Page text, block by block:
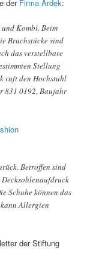
der Firma Ardek:
Kombi. Beim
Bruchstücke sind
das verstellbare
Stellung
ruft den Hochstuhl
831 0192, Baujahr
Betroffen sind
Decksohlenaufdruck
Schuhe können das
Allergien
der Stiftung